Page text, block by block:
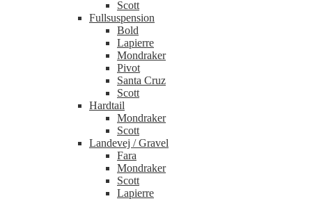
Scott
Fullsuspension
Bold
Lapierre
Mondraker
Pivot
Santa Cruz
Scott
Hardtail
Mondraker
Scott
Landevej / Gravel
Fara
Mondraker
Scott
Lapierre